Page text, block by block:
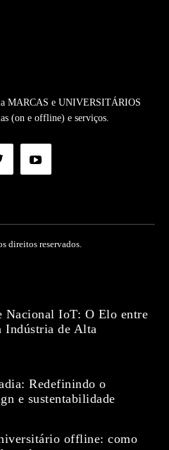
MARCAS e UNIVERSITÁRIOS
(on e offline) e serviços.
direitos reservados.
Nacional IoT: O Elo entre
Indústria de Alta
Redefinindo o
e sustentabilidade
offline: como